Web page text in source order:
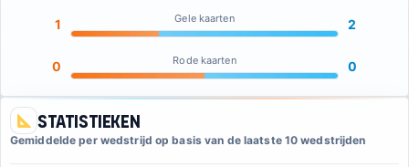
1 Gele kaarten 2
0 Rode kaarten 0
Statistieken
Gemiddelde per wedstrijd op basis van de laatste 10 wedstrijden